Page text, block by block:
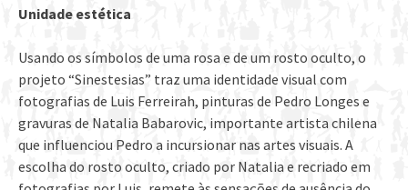
Unidade estética
Usando os símbolos de uma rosa e de um rosto oculto, o
projeto “Sinestesias” traz uma identidade visual com
fotografias de Luis Ferreirah, pinturas de Pedro Longes e
gravuras de Natalia Babarovic, importante artista chilena
que influenciou Pedro a incursionar nas artes visuais. A
escolha do rosto oculto, criado por Natalia e recriado em